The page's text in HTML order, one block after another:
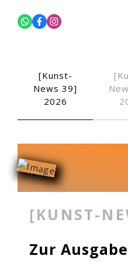
[Kunst-
News 39]
2026
[KUNST-
Zur